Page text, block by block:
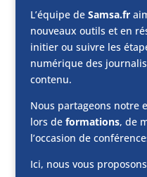
L’équipe de Samsa.fr
nouveaux outils et en
initier ou suivre les
numérique des
contenu.
Nous partageons notre
lors de formations, de
l’occasion de
Ici, nous vous